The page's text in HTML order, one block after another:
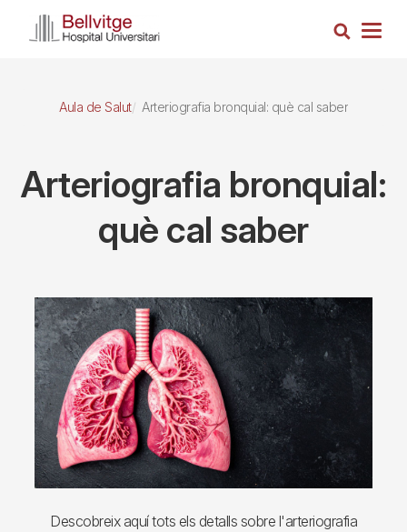
Cerca
Aula de Salut Arteriografia bronquial: què cal saber
Arteriografia bronquial:
què cal saber
Imagen
Descobreix aquí tots els detalls sobre l'arteriografia